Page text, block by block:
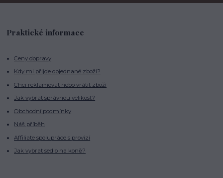
Praktické informace
Ceny dopravy
Kdy mi přijde objednané zboží?
Chci reklamovat nebo vrátit zboží
Jak vybrat správnou velikost?
Obchodní podmínky
Náš příběh
Affiliate spolupráce s provizí
Jak vybrat sedlo na koně?